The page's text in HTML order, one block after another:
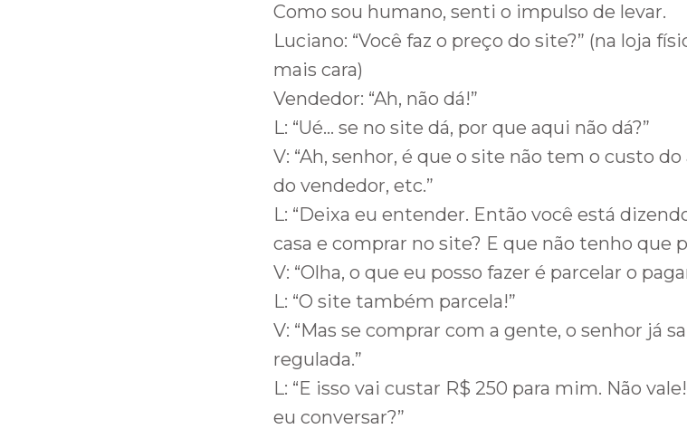
Como sou humano, senti o impulso de levar.
Luciano: “Você faz o preço do site?” (na loja
mais cara)
Vendedor: “Ah, não dá!”
L: “Ué… se no site dá, por que aqui não dá?”
V: “Ah, senhor, é que o site não tem o custo
do vendedor, etc.”
L: “Deixa eu entender. Então você está
casa e comprar no site? E que não tenho que
V: “Olha, o que eu posso fazer é parcelar o
L: “O site também parcela!”
V: “Mas se comprar com a gente, o senhor já
regulada.”
L: “E isso vai custar R$ 250 para mim. Não
eu conversar?”